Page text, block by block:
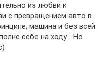
из любви к
с превращением авто в
машина и без всей
себе на ходу… Но